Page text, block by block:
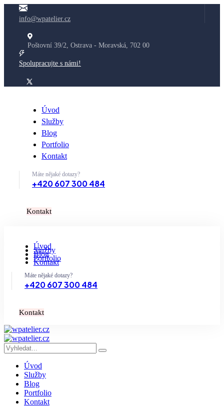
info@wpatelier.cz
Poštovní 39/2, Ostrava - Moravská, 702 00
Spolupracujte s námi!
Úvod
Služby
Blog
Portfolio
Kontakt
Máte nějaké dotazy?
+420 607 300 484
Kontakt
Úvod
Služby
Blog
Portfolio
Kontakt
Máte nějaké dotazy?
+420 607 300 484
Kontakt
Úvod
Služby
Blog
Portfolio
Kontakt